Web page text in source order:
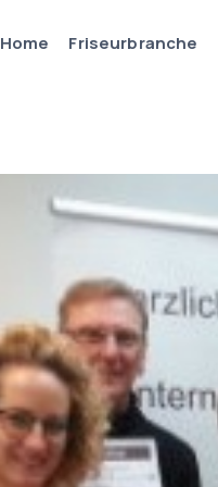
Home Friseurbranche